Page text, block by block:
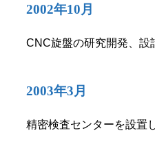
2002年10月
CNC旋盤の研究開発、設
2003年3月
精密検査センターを設置